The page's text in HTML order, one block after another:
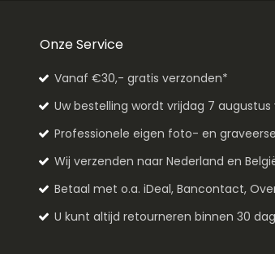
Onze Service
Vanaf €30,- gratis verzonden*
Uw bestelling wordt vrijdag 7 augustus
Professionele eigen foto- en
Wij verzenden naar Nederland en
Betaal met o.a. iDeal, Bancontact,
U kunt altijd retourneren binnen 30